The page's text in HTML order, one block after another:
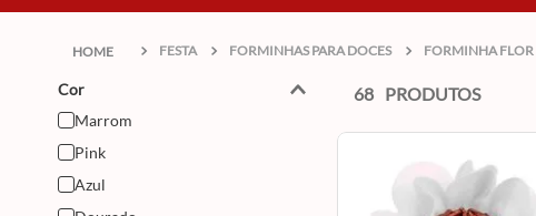
FESTA FORMINHAS PARA DOCES FORMINHA FLOR
Cor
Marrom
Pink
Azul
68 PRODUTOS